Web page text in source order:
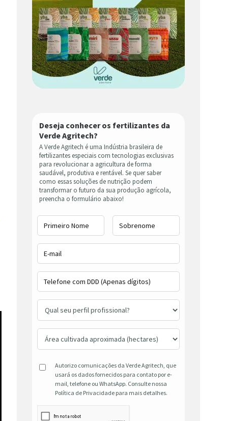
Deseja conhecer os fertilizantes da
Verde Agritech?
A Verde Agritech é uma Indústria brasileira de
fertilizantes especiais com tecnologias exclusivas
para revolucionar a agricultura de forma
saudável, produtiva e rentável. Se quer saber
como essas soluções de nutrição podem
transformar o futuro da sua produção agrícola,
preencha o formulário abaixo!
Autorizo comunicações da Verde Agritech, que
usará os dados fornecidos para contato por e-
mail, telefone ou WhatsApp. Consulte nossa
Política de Privacidade para mais detalhes.